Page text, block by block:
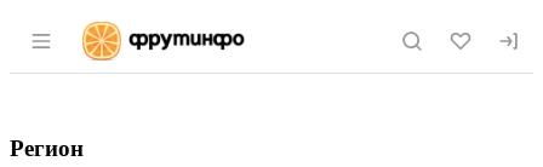
Раздел навигации по сайту fruitinfo.ru
В Тульской области запустят
Фильтры
Регион